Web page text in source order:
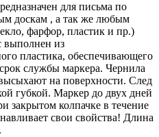
для письма по
доскам , а так же любым
фарфор, пластик и пр.)
выполнен из
пластика, обеспечивающего
службы маркера. Чернила
на поверхности. След
губкой. Маркер до двух дней
закрытом колпачке в течение
свои свойства! Длина